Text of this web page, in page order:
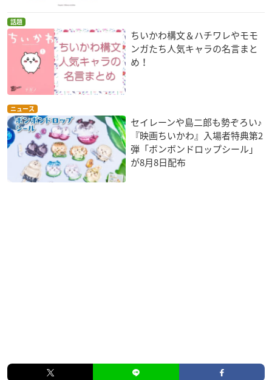
話題
ちいかわ構文＆ハチワレやモモ
ンガたち人気キャラの名言まと
め！
ニュース
セイレーンや島二郎も勢ぞろい♪
『映画ちいかわ』入場者特典第2
弾「ボンボンドロップシール」
が8月8日配布